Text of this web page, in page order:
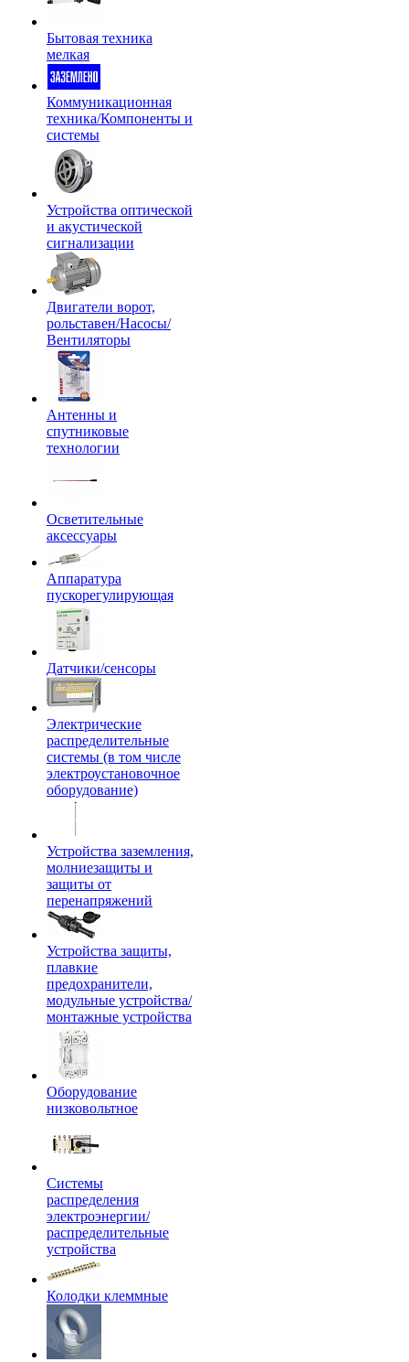
Бытовая техника
мелкая
Коммуникационная
техника/Компоненты и
системы
Устройства оптической
и акустической
сигнализации
Двигатели ворот,
рольставен/Насосы/
Вентиляторы
Антенны и
спутниковые
технологии
Осветительные
аксессуары
Аппаратура
пускорегулирующая
Датчики/сенсоры
Электрические
распределительные
системы (в том числе
электроустановочное
оборудование)
Устройства заземления,
молниезащиты и
защиты от
перенапряжений
Устройства защиты,
плавкие
предохранители,
модульные устройства/
монтажные устройства
Оборудование
низковольтное
Системы
распределения
электроэнергии/
распределительные
устройства
Колодки клеммные